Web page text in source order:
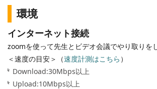
環境​
インターネット接続
zoomを使って先生とビデオ会議でやり取りを
＜速度の目安＞（速度計測はこちら ）
Download:30Mbps以上
Upload:10Mbps以上